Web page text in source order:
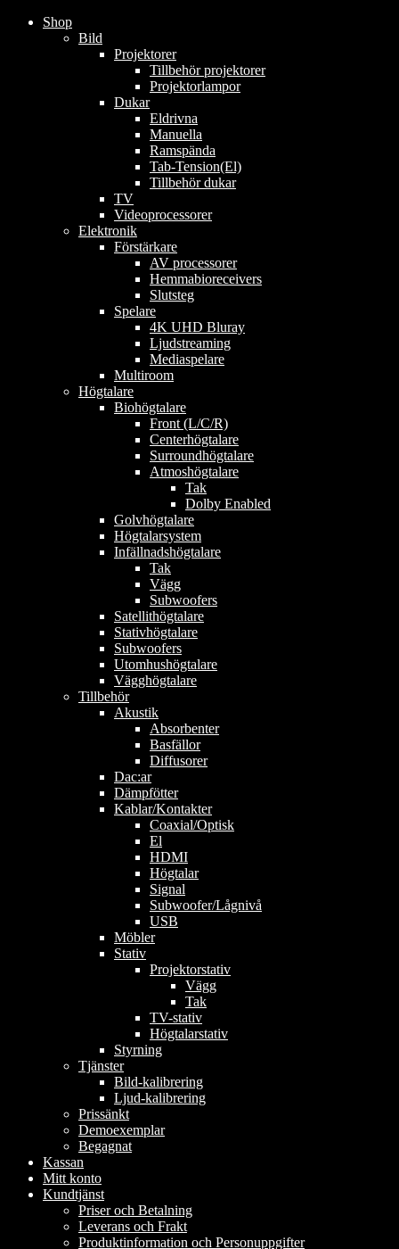
Shop
Bild
Projektorer
Tillbehör projektorer
Projektorlampor
Dukar
Eldrivna
Manuella
Ramspända
Tab-Tension(El)
Tillbehör dukar
TV
Videoprocessorer
Elektronik
Förstärkare
AV processorer
Hemmabioreceivers
Slutsteg
Spelare
4K UHD Bluray
Ljudstreaming
Mediaspelare
Multiroom
Högtalare
Biohögtalare
Front (L/C/R)
Centerhögtalare
Surroundhögtalare
Atmoshögtalare
Tak
Dolby Enabled
Golvhögtalare
Högtalarsystem
Infällnadshögtalare
Tak
Vägg
Subwoofers
Satellithögtalare
Stativhögtalare
Subwoofers
Utomhushögtalare
Vägghögtalare
Tillbehör
Akustik
Absorbenter
Basfällor
Diffusorer
Dac:ar
Dämpfötter
Kablar/Kontakter
Coaxial/Optisk
El
HDMI
Högtalar
Signal
Subwoofer/Lågnivå
USB
Möbler
Stativ
Projektorstativ
Vägg
Tak
TV-stativ
Högtalarstativ
Styrning
Tjänster
Bild-kalibrering
Ljud-kalibrering
Prissänkt
Demoexemplar
Begagnat
Kassan
Mitt konto
Kundtjänst
Priser och Betalning
Leverans och Frakt
Produktinformation och Personuppgifter